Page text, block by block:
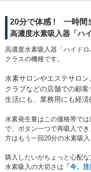
20分で体感 ! 一時間
高濃度水素吸入器「ハ
高濃度水素吸入器「ハイド
クラスの機種です。
水素サロンやエステサロ
クラブなどの店舗での顧
生活にも、業務用にも経済
水素発生量はこの価格帯で
で、ボタン一つで再吸入で
方はもう一回20分の水素吸入
購入したいがちょっと心配な
水素吸入の大切さは 「今、